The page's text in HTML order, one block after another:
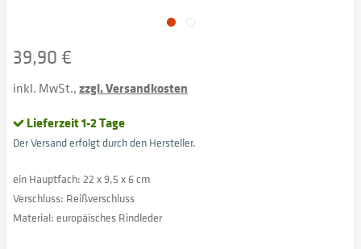
39,90 €
inkl. MwSt.,zzgl. Versandkosten
Lieferzeit 1-2 Tage
Der Versand erfolgt durch den Hersteller.
ein Hauptfach: 22 x 9,5 x 6 cm
Verschluss: Reißverschluss
Material: europäisches Rindleder